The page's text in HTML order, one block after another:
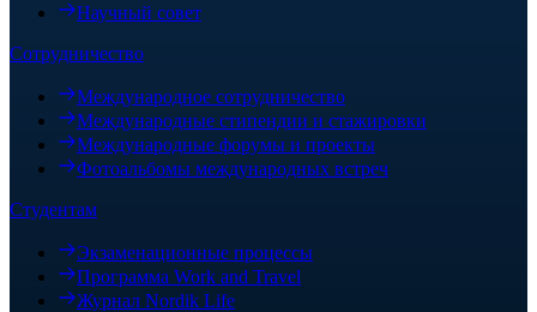
Научный совет
Сотрудничество
Международное сотрудничество
Международные стипендии и стажировки
Международные форумы и проекты
Фотоальбомы международных встреч
Студентам
Экзаменационные процессы
Программа Work and Travel
Журнал Nordik Life